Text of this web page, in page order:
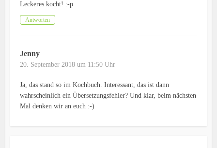
Leckeres kocht! :-p
Antworten
Jenny
20. September 2018 um 11:50 Uhr
Ja, das stand so im Kochbuch. Interessant, das ist dann
wahrscheinlich ein Übersetzungsfehler? Und klar, beim nächsten
Mal denken wir an euch :-)